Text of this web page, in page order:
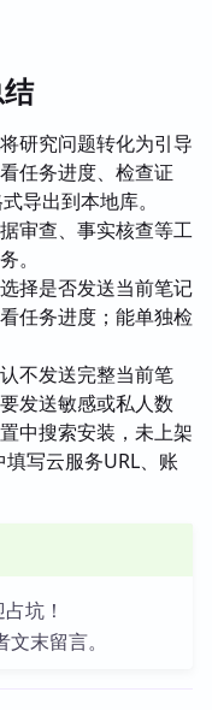
研究问题转化为引导
任务进度、检查证
导出到本地库。
审查、事实核查等工
。
择是否发送当前笔记
任务进度；能单独检
不发送完整当前笔
发送敏感或私人数
中搜索安装，未上架
写云服务URL、账
坑！
末留言。